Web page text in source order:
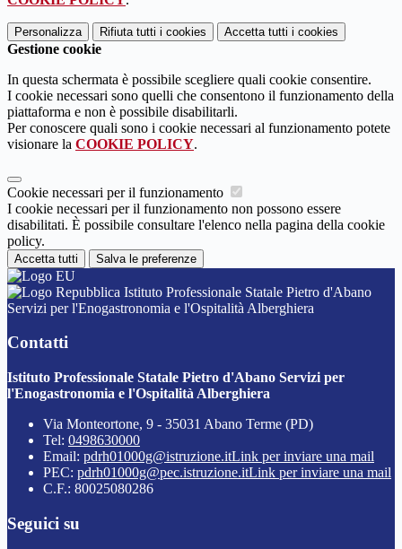
Personalizza Rifiuta tutti i cookies Accetta tutti i cookies
Gestione cookie
In questa schermata è possibile scegliere quali cookie consentire.
I cookie necessari sono quelli che consentono il funzionamento della
piattaforma e non è possibile disabilitarli.
Per conoscere quali sono i cookie necessari al funzionamento potete
visionare la COOKIE POLICY.
Cookie necessari per il funzionamento
I cookie necessari per il funzionamento non possono essere
disabilitati. È possibile consultare l'elenco nella pagina della cookie
policy.
Accetta tutti Salva le preferenze
Istituto Professionale Statale Pietro d'Abano
Servizi per l'Enogastronomia e l'Ospitalità Alberghiera
Contatti
Istituto Professionale Statale Pietro d'Abano Servizi per
l'Enogastronomia e l'Ospitalità Alberghiera
Via Monteortone, 9 - 35031 Abano Terme (PD)
Tel: 0498630000
Email: pdrh01000g@istruzione.itLink per inviare una mail
PEC: pdrh01000g@pec.istruzione.itLink per inviare una mail
C.F.: 80025080286
Seguici su